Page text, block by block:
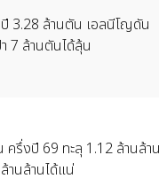
3.28 ล้านตัน เอลนีโญดัน
7 ล้านตันได้ลุ้น
ครึ่งปี 69 ทะลุ 1.12 ล้านล้า
านล้านได้แน่